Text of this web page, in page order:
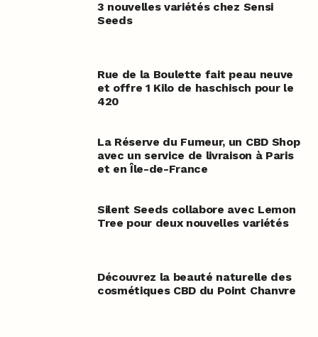
3 nouvelles variétés chez Sensi
Seeds
Rue de la Boulette fait peau neuve
et offre 1 Kilo de haschisch pour le
420
La Réserve du Fumeur, un CBD Shop
avec un service de livraison à Paris
et en Île-de-France
Silent Seeds collabore avec Lemon
Tree pour deux nouvelles variétés
Découvrez la beauté naturelle des
cosmétiques CBD du Point Chanvre